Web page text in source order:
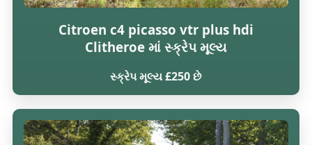
Citroen c4 picasso vtr plus hdi
Clitheroe માં સ્ક્રેપ મૂલ્ય
સ્ક્રેપ મૂલ્ય £250 છે